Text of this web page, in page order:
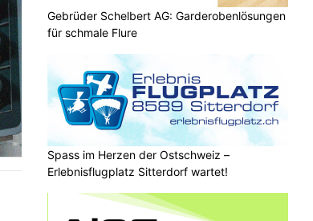
Gebrüder Schelbert AG: Garderobenlösungen
für schmale Flure
Spass im Herzen der Ostschweiz –
Erlebnisflugplatz Sitterdorf wartet!